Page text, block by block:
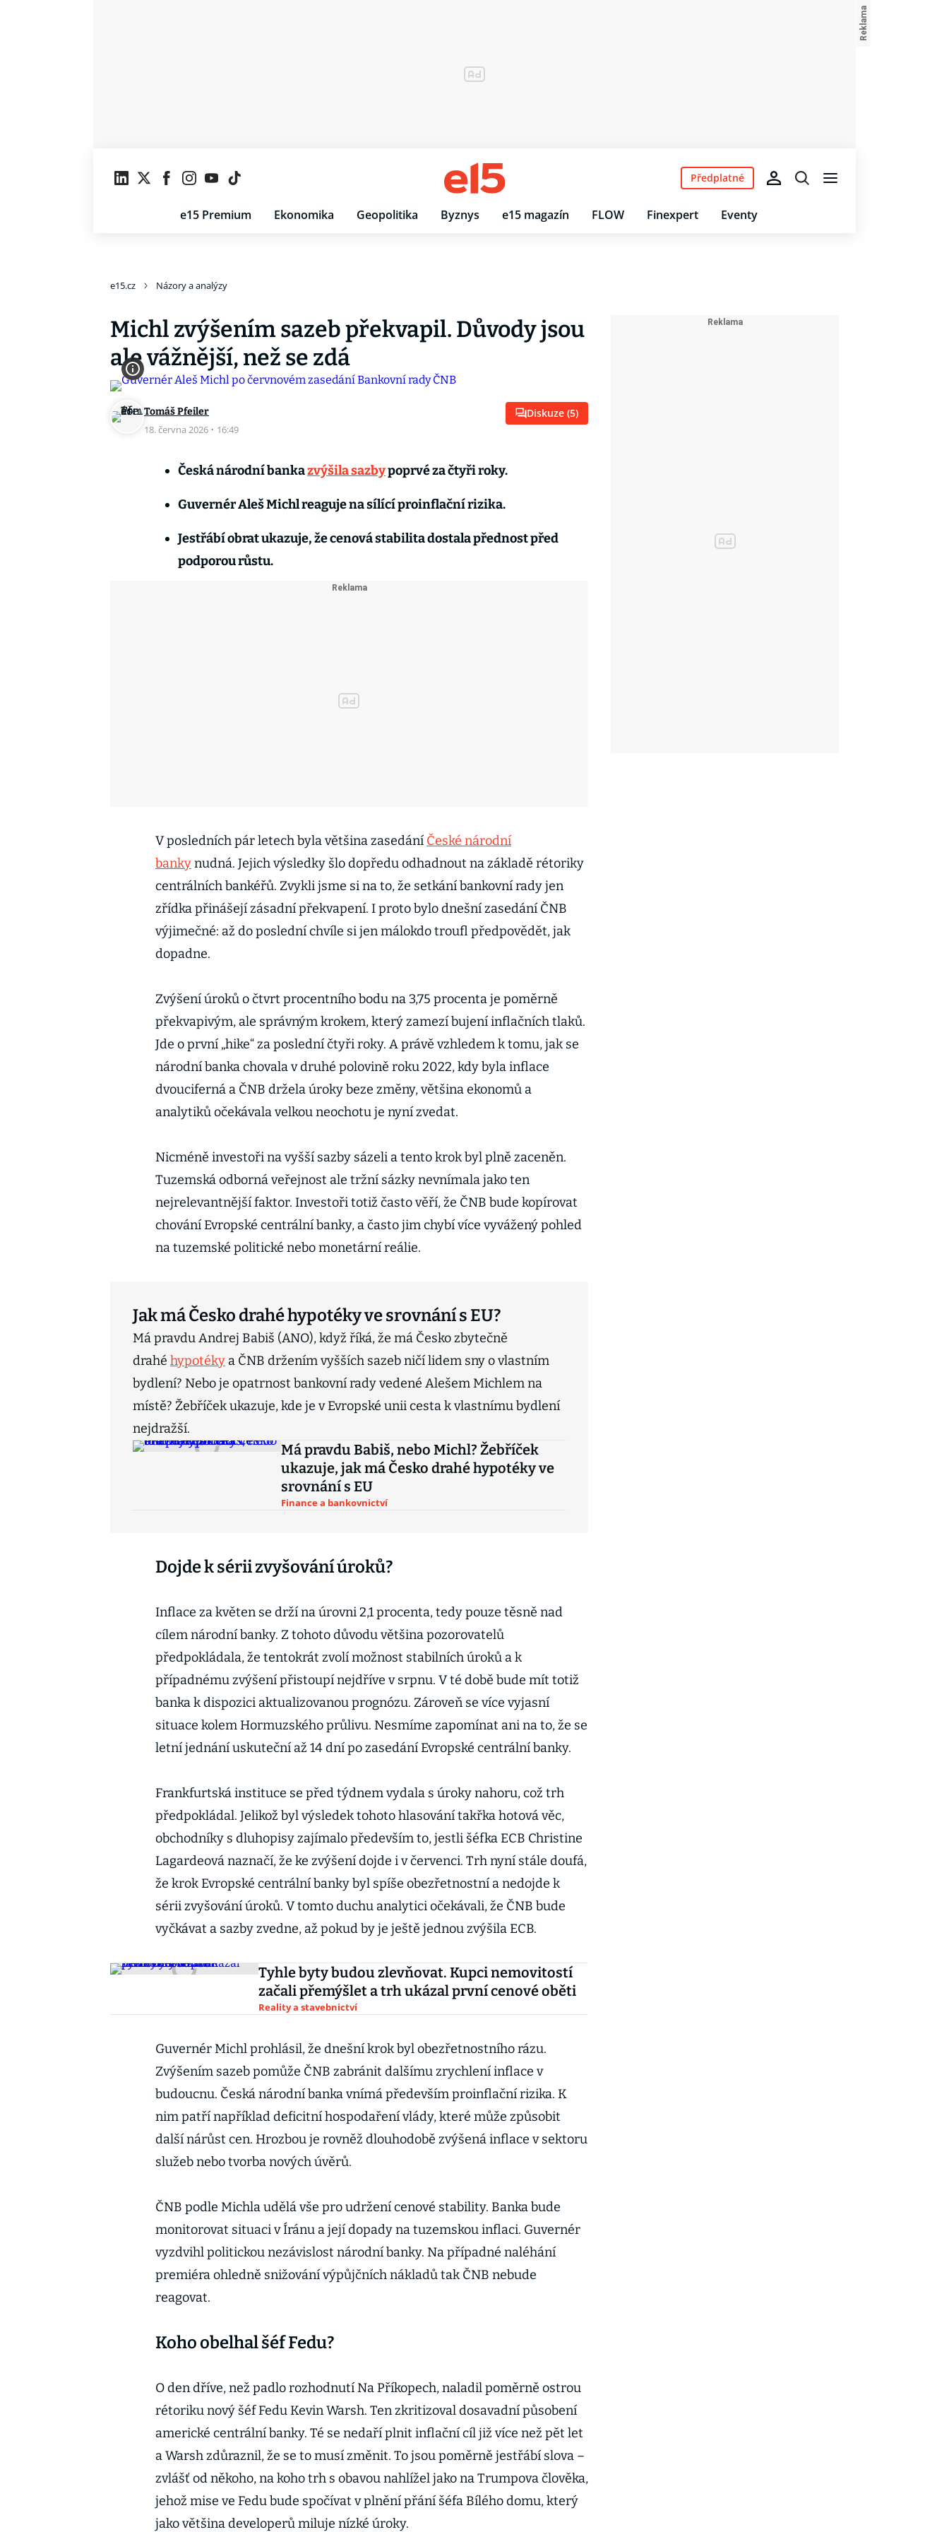
e15 Premium Ekonomika Geopolitika Byznys e15 magazín FLOW Finexpert Eventy
Předplatné
e15.cz Názory a analýzy
Michl zvýšením sazeb překvapil. Důvody jsou
ale vážnější, než se zdá
Tomáš Pfeiler
18. června 2026 · 16:49
Diskuze (5)
Česká národní bankazvýšila sazbypoprvé za čtyři roky.
Guvernér Aleš Michl reaguje na sílící proinflační rizika.
Jestřábí obrat ukazuje, že cenová stabilita dostala přednost před
podporou růstu.
V posledních pár letech byla většina zasedání České národní
bankynudná. Jejich výsledky šlo dopředu odhadnout na základě rétoriky
centrálních bankéřů. Zvykli jsme si na to, že setkání bankovní rady jen
zřídka přinášejí zásadní překvapení. I proto bylo dnešní zasedání ČNB
výjimečné: až do poslední chvíle si jen málokdo troufl předpovědět, jak
dopadne.
Zvýšení úroků o čtvrt procentního bodu na 3,75 procenta je poměrně
překvapivým, ale správným krokem, který zamezí bujení inflačních tlaků.
Jde o první „hike“ za poslední čtyři roky. A právě vzhledem k tomu, jak se
národní banka chovala v druhé polovině roku 2022, kdy byla inflace
dvouciferná a ČNB držela úroky beze změny, většina ekonomů a
analytiků očekávala velkou neochotu je nyní zvedat.
Nicméně investoři na vyšší sazby sázeli a tento krok byl plně zaceněn.
Tuzemská odborná veřejnost ale tržní sázky nevnímala jako ten
nejrelevantnější faktor. Investoři totiž často věří, že ČNB bude kopírovat
chování Evropské centrální banky, a často jim chybí více vyvážený pohled
na tuzemské politické nebo monetární reálie.
Jak má Česko drahé hypotéky ve srovnání s EU?
Má pravdu Andrej Babiš (ANO), když říká, že má Česko zbytečně
drahé hypotéky a ČNB držením vyšších sazeb ničí lidem sny o vlastním
bydlení? Nebo je opatrnost bankovní rady vedené Alešem Michlem na
místě? Žebříček ukazuje, kde je v Evropské unii cesta k vlastnímu bydlení
nejdražší.
Má pravdu Babiš, nebo Michl? Žebříček
ukazuje, jak má Česko drahé hypotéky ve
srovnání s EU
Finance a bankovnictví
Dojde k sérii zvyšování úroků?
Inflace za květen se drží na úrovni 2,1 procenta, tedy pouze těsně nad
cílem národní banky. Z tohoto důvodu většina pozorovatelů
předpokládala, že tentokrát zvolí možnost stabilních úroků a k
případnému zvýšení přistoupí nejdříve v srpnu. V té době bude mít totiž
banka k dispozici aktualizovanou prognózu. Zároveň se více vyjasní
situace kolem Hormuzského průlivu. Nesmíme zapomínat ani na to, že se
letní jednání uskuteční až 14 dní po zasedání Evropské centrální banky.
Frankfurtská instituce se před týdnem vydala s úroky nahoru, což trh
předpokládal. Jelikož byl výsledek tohoto hlasování takřka hotová věc,
obchodníky s dluhopisy zajímalo především to, jestli šéfka ECB Christine
Lagardeová naznačí, že ke zvýšení dojde i v červenci. Trh nyní stále doufá,
že krok Evropské centrální banky byl spíše obezřetnostní a nedojde k
sérii zvyšování úroků. V tomto duchu analytici očekávali, že ČNB bude
vyčkávat a sazby zvedne, až pokud by je ještě jednou zvýšila ECB.
Tyhle byty budou zlevňovat. Kupci nemovitostí
začali přemýšlet a trh ukázal první cenové oběti
Reality a stavebnictví
Guvernér Michl prohlásil, že dnešní krok byl obezřetnostního rázu.
Zvýšením sazeb pomůže ČNB zabránit dalšímu zrychlení inflace v
budoucnu. Česká národní banka vnímá především proinflační rizika. K
nim patří například deficitní hospodaření vlády, které může způsobit
další nárůst cen. Hrozbou je rovněž dlouhodobě zvýšená inflace v sektoru
služeb nebo tvorba nových úvěrů.
ČNB podle Michla udělá vše pro udržení cenové stability. Banka bude
monitorovat situaci v Íránu a její dopady na tuzemskou inflaci. Guvernér
vyzdvihl politickou nezávislost národní banky. Na případné naléhání
premiéra ohledně snižování výpůjčních nákladů tak ČNB nebude
reagovat.
Koho obelhal šéf Fedu?
O den dříve, než padlo rozhodnutí Na Příkopech, naladil poměrně ostrou
rétoriku nový šéf Fedu Kevin Warsh. Ten zkritizoval dosavadní působení
americké centrální banky. Té se nedaří plnit inflační cíl již více než pět let
a Warsh zdůraznil, že se to musí změnit. To jsou poměrně jestřábí slova –
zvlášť od někoho, na koho trh s obavou nahlížel jako na Trumpova člověka,
jehož mise ve Fedu bude spočívat v plnění přání šéfa Bílého domu, který
jako většina developerů miluje nízké úroky.